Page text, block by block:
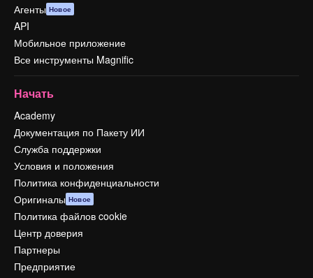
Агенты Новое
API
Мобильное приложение
Все инструменты Magnific
Начать
Academy
Документация по Пакету ИИ
Служба поддержки
Условия и положения
Политика конфиденциальности
Оригиналы Новое
Политика файлов cookie
Центр доверия
Партнеры
Предприятие